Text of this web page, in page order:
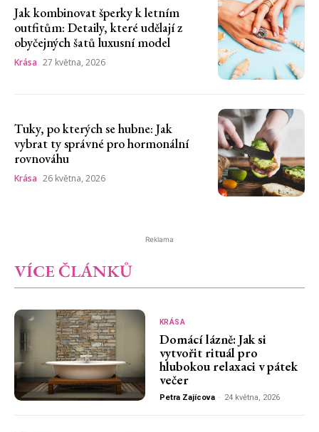
Jak kombinovat šperky k letním
outfitům: Detaily, které udělají z
obyčejných šatů luxusní model
Krása 27 května, 2026
Tuky, po kterých se hubne: Jak
vybrat ty správné pro hormonální
rovnováhu
Krása 26 května, 2026
Reklama
VÍCE ČLÁNKŮ
KRÁSA
Domácí lázně: Jak si
vytvořit rituál pro
hlubokou relaxaci v pátek
večer
Petra Zajícova - 24 května, 2026